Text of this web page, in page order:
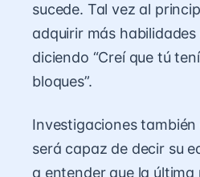
sucede. Tal vez al
adquirir más
diciendo “Creí que tú
bloques”.
Investigaciones
será capaz de decir su
a entender que la